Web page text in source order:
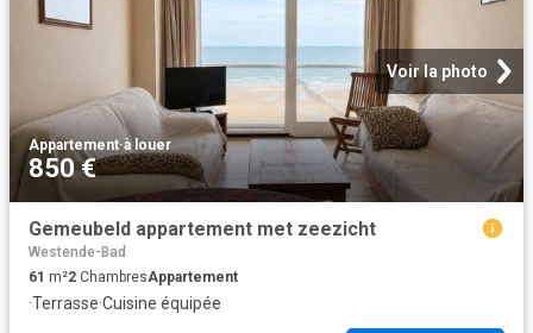
Voir la photo
Appartement·à louer
850 €
Gemeubeld appartement met zeezicht
Westende-Bad
61 m²2 ChambresAppartement
·Terrasse·Cuisine équipée